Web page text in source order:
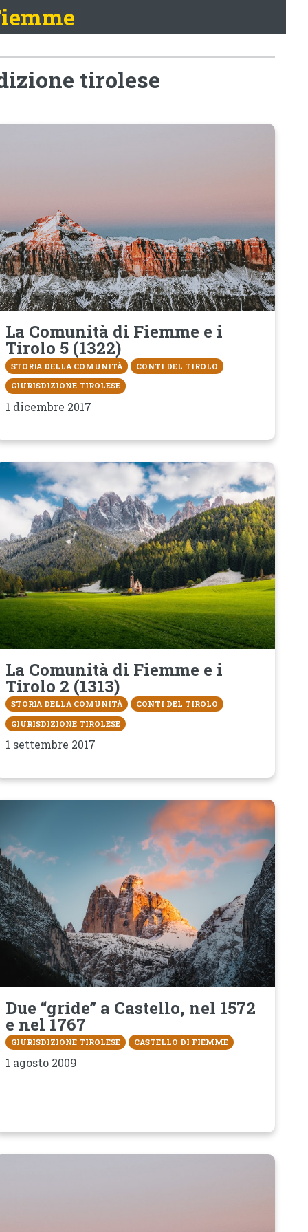
tirolese
La Comunità di Fiemme e i
Tirolo 5 (1322)
STORIA DELLA COMUNITÀ
CONTI DEL TIROLO
GIURISDIZIONE TIROLESE
1 dicembre 2017
La Comunità di Fiemme e i
Tirolo 2 (1313)
STORIA DELLA COMUNITÀ
CONTI DEL TIROLO
GIURISDIZIONE TIROLESE
1 settembre 2017
Due “gride” a Castello, nel 1572
e nel 1767
GIURISDIZIONE TIROLESE CASTELLO DI FIEMME
1 agosto 2009